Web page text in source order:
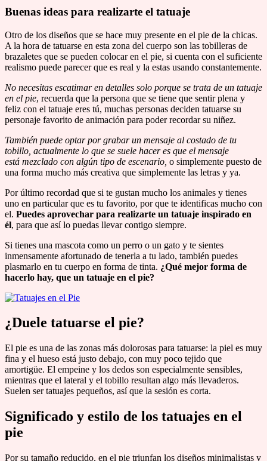
Buenas ideas para realizarte el tatuaje
Otro de los diseños que se hace muy presente en el pie de la chicas.
A la hora de tatuarse en esta zona del cuerpo son las tobilleras de
brazaletes que se pueden colocar en el pie, si cuenta con el suficiente
realismo puede parecer que es real y la estas usando constantemente.
No necesitas escatimar en detalles solo porque se trata de un tatuaje
en el pie, recuerda que la persona que se tiene que sentir plena y
feliz con el tatuaje eres tú, muchas personas deciden tatuarse su
personaje favorito de animación para poder recordar su niñez.
También puede optar por grabar un mensaje al costado de tu
tobillo, actualmente lo que se suele hacer es que el mensaje
está mezclado con algún tipo de escenario, o simplemente puesto de
una forma mucho más creativa que simplemente las letras y ya.
Por último recordad que si te gustan mucho los animales y tienes
uno en particular que es tu favorito, por que te identificas mucho con
el. Puedes aprovechar para realizarte un tatuaje inspirado en
él, para que así lo puedas llevar contigo siempre.
Si tienes una mascota como un perro o un gato y te sientes
inmensamente afortunado de tenerla a tu lado, también puedes
plasmarlo en tu cuerpo en forma de tinta. ¿Qué mejor forma de
hacerlo hay, que un tatuaje en el pie?
¿Duele tatuarse el pie?
El pie es una de las zonas más dolorosas para tatuarse: la piel es muy
fina y el hueso está justo debajo, con muy poco tejido que
amortigüe. El empeine y los dedos son especialmente sensibles,
mientras que el lateral y el tobillo resultan algo más llevaderos.
Suelen ser tatuajes pequeños, así que la sesión es corta.
Significado y estilo de los tatuajes en el
pie
Por su tamaño reducido, en el pie triunfan los diseños minimalistas y